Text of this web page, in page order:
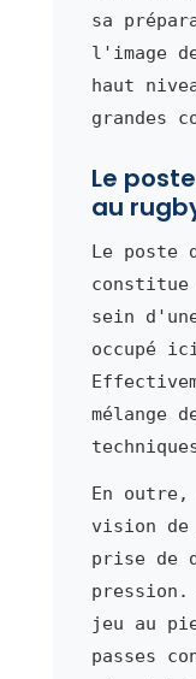
sa
l'image
haut
grandes
Le
au
Le poste
sein
occupé
mélange
En outre,
vision
prise de
jeu au
passes